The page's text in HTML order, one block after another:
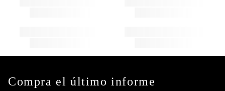
Compra el último informe